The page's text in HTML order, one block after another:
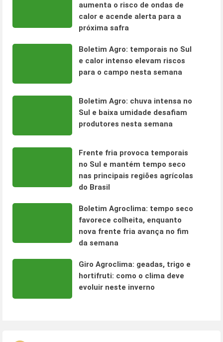
aumenta o risco de ondas de
calor e acende alerta para a
próxima safra
Boletim Agro: temporais no Sul
e calor intenso elevam riscos
para o campo nesta semana
Boletim Agro: chuva intensa no
Sul e baixa umidade desafiam
produtores nesta semana
Frente fria provoca temporais
no Sul e mantém tempo seco
nas principais regiões agrícolas
do Brasil
Boletim Agroclima: tempo seco
favorece colheita, enquanto
nova frente fria avança no fim
da semana
Giro Agroclima: geadas, trigo e
hortifruti: como o clima deve
evoluir neste inverno